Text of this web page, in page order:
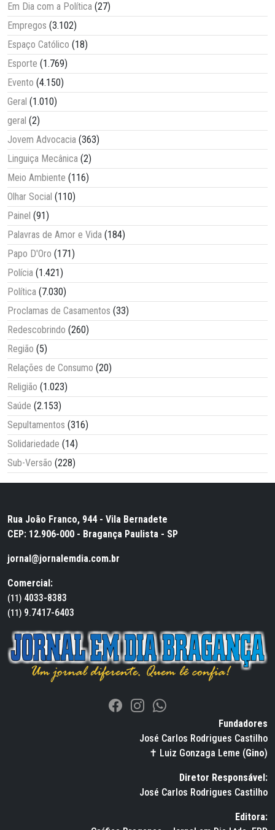
Em Dia com a Política (27)
Empregos (3.102)
Espaço Católico (18)
Esporte (1.769)
Evento (4.150)
Geral (1.010)
geral (2)
Jovem Advocacia (363)
Linguiça Mecânica (2)
Meio Ambiente (116)
Olhar Social (110)
Painel (91)
Palavras de Amor e Vida (184)
Papo D'Oro (171)
Polícia (1.421)
Política (7.030)
Proclamas de Casamentos (33)
Redescobrindo (260)
Região (5)
Relações de Consumo (20)
Religião (1.023)
Saúde (2.153)
Sepultamentos (316)
Solidariedade (14)
Sub-Versão (228)
Rua João Franco, 944 - Vila Bernadete
CEP: 12.906-000 - Bragança Paulista - SP
jornal@jornalemdia.com.br
Comercial:
(11) 4033-8383
(11) 9.7417-6403
Fundadores
José Carlos Rodrigues Castilho
✝ Luiz Gonzaga Leme (Gino)
Diretor Responsável:
José Carlos Rodrigues Castilho
Editora: